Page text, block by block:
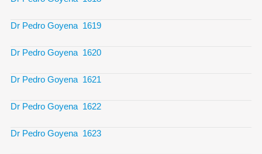
Dr Pedro Goyena 1619
Dr Pedro Goyena 1620
Dr Pedro Goyena 1621
Dr Pedro Goyena 1622
Dr Pedro Goyena 1623